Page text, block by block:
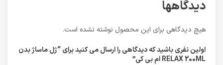
دیدگاهها
هیچ دیدگاهی برای این محصول نوشته نشده است.
اولین نفری باشید که دیدگاهی را ارسال می کنید برای “ژل ماساژ بدن
RELAX 200ML ام بی کی”